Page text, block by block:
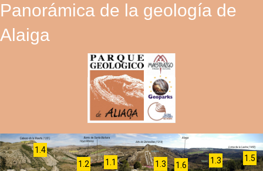
Panorámica de la geología de
Alaiga
1.1
1.2 1.3 1.3
1.4
1.5
1.6